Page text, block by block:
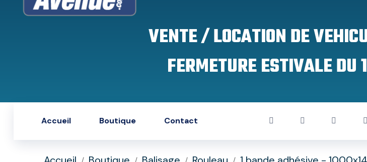
VENTE / LOCATION DE
FERMETURE ESTIVALE
Accueil Boutique Contact